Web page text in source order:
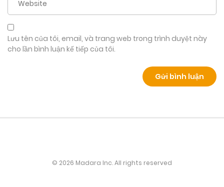
Lưu tên của tôi, email, và trang web trong trình duyệt này
cho lần bình luận kế tiếp của tôi.
© 2026 Madara Inc. All rights reserved